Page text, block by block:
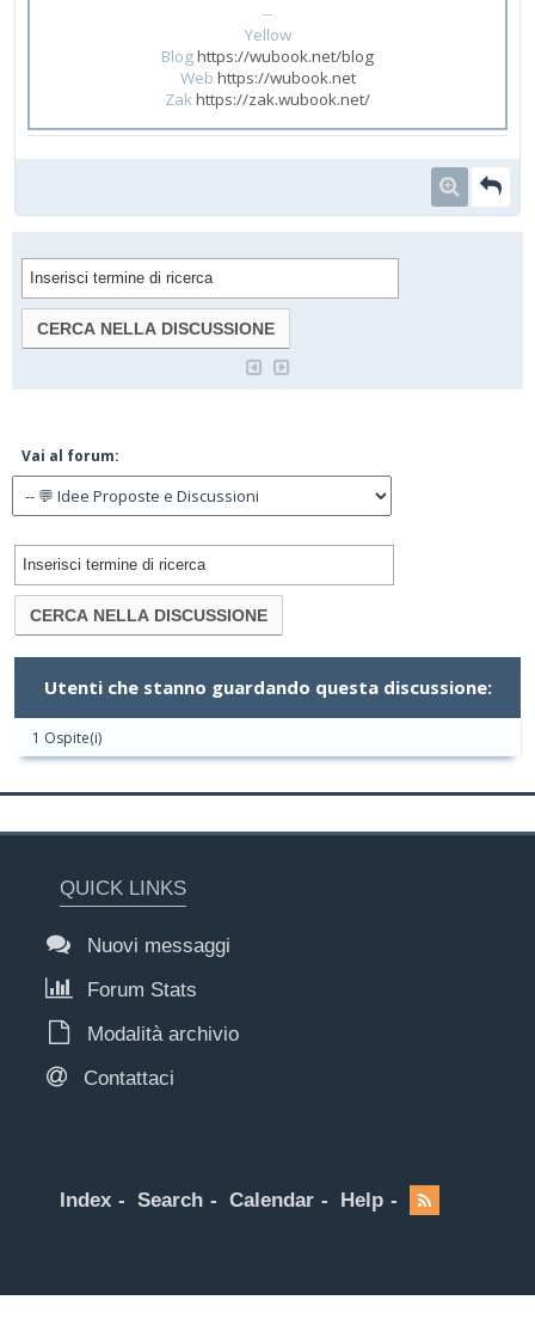
--
Yellow
Bloghttps://wubook.net/blog
Web https://wubook.net
Zakhttps://zak.wubook.net/
Vai al forum:
Utenti che stanno guardando questa discussione:
1 Ospite(i)
QUICK LINKS
Nuovi messaggi
Forum Stats
Modalità archivio
Contattaci
Index Search Calendar Help